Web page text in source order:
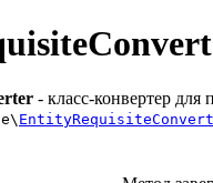
- класс-конвертер для